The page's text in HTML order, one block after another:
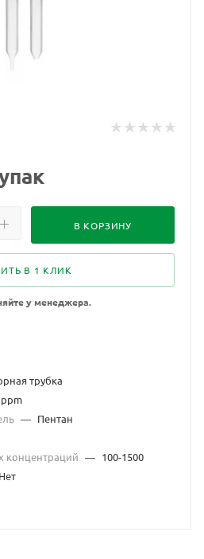
В КОРЗИНУ
В 1 КЛИК
у менеджера.
трубка
ppm
— Пентан
концентраций — 100-1500
Нет